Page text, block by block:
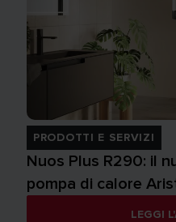
PRODOTTI E SERVIZI
Nuos Plus R290: il
pompa di calore
LEGGI